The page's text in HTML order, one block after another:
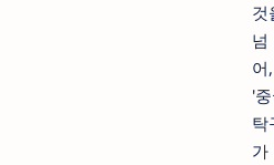
것
넘
어,
'
탁
가